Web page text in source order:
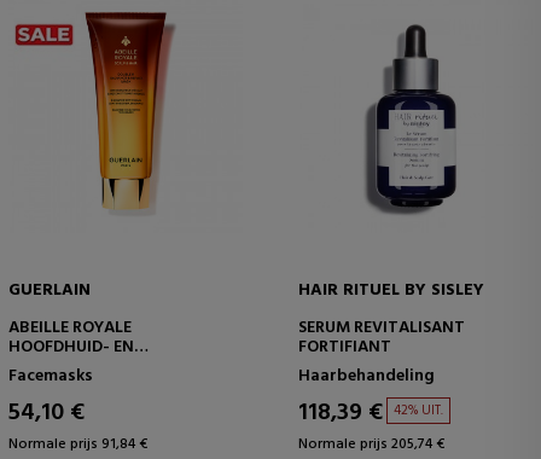
GUERLAIN
ABEILLE ROYALE
HOOFDHUID- EN
HAARMASKER
Facemasks
54,10 €
Normale prijs 91,84 €
HAIR RITUEL BY SISLEY
SERUM REVITALISANT
FORTIFIANT
Haarbehandeling
118,39 € 42% UIT.
Normale prijs 205,74 €